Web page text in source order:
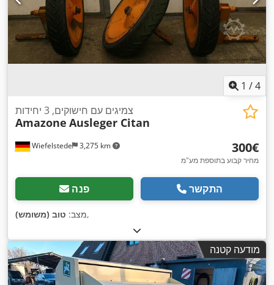
1 /4
Wiefelstede 3,275 km
צמיגים עם חישוקים, 3 יחידות
Amazone Ausleger Citan
‏300 ‏€
מחיר קבוע בתוספת מע"מ
פנה התקשר
מצב: טוב (משומש) ,
מודעה קטנה